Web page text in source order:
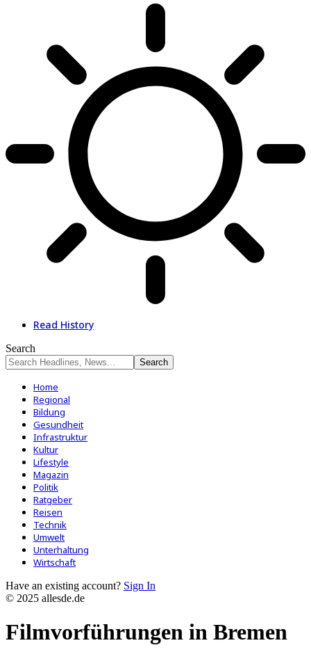
Read History
Search
Home
Regional
Bildung
Gesundheit
Infrastruktur
Kultur
Lifestyle
Magazin
Politik
Ratgeber
Reisen
Technik
Umwelt
Unterhaltung
Wirtschaft
Have an existing account? Sign In
© 2025 allesde.de
Filmvorführungen in Bremen